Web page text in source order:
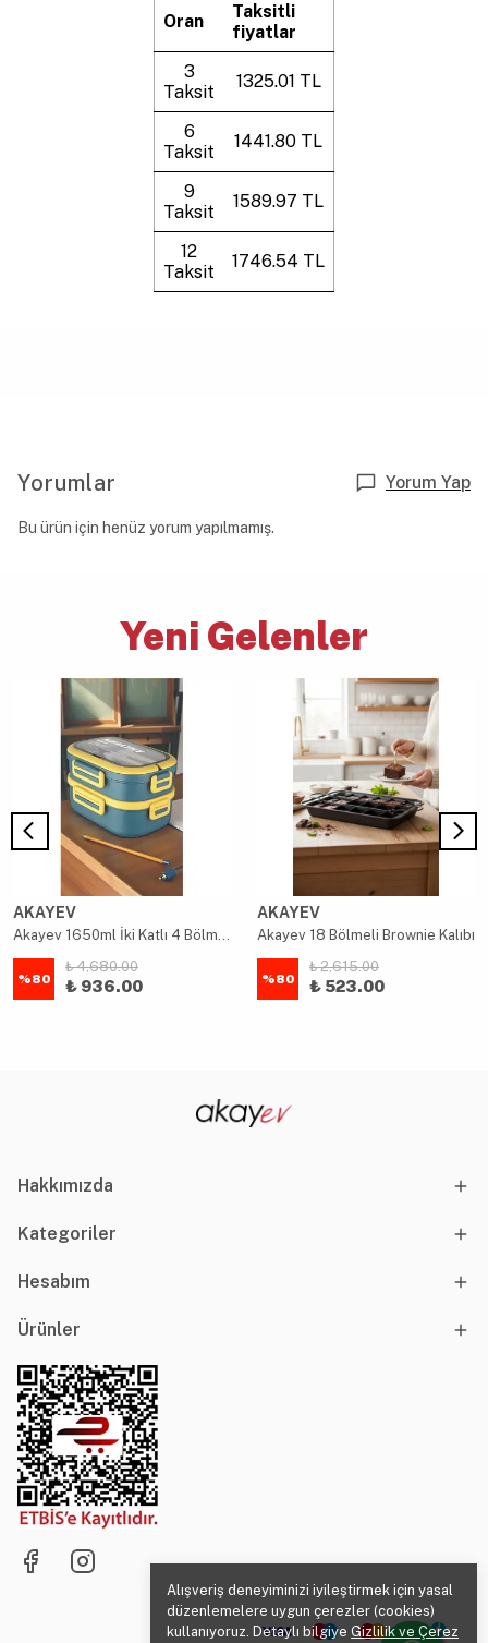
Alışveriş deneyiminizi iyileştirmek için yasal
düzenlemelere uygun çerezler (cookies)
kullanıyoruz. Detaylı bilgiye Gizlilik ve Çerez
Oran
Taksitli
fiyatlar
3
Taksit
1325.01 TL
6
Taksit
1441.80 TL
9
Taksit
1589.97 TL
12
Taksit
1746.54 TL
Yorumlar Yorum Yap
Bu ürün için henüz yorum yapılmamış.
Yeni Gelenler
AKAYEV
Akayev 1650ml İki Katlı 4 Bölmeli Çelik Yemek Kabı Mavi
%80
₺ 4,680.00
₺ 936.00
AKAYEV
Akayev 18 Bölmeli Brownie Kalıbı
%80
₺ 2,615.00
₺ 523.00
Hakkımızda
Kategoriler
Hesabım
Ürünler